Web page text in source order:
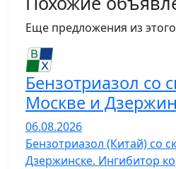
Еще предложения из
Бензотриазол со
Москве и
06.08.2026
Бензотриазол (Китай) со
Дзержинске. Ингибитор